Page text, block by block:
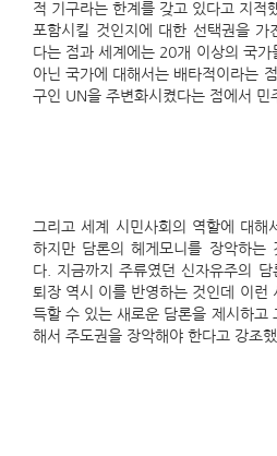
적 기구라는 한계를 갖고 있다고 지적
포함시킬 것인지에 대한 선택권을
다는 점과 세계에는 20개 이상의 국가
아닌 국가에 대해서는 배타적이라는
구인 UN을 주변화시켰다는 점에서 민
그리고 세계 시민사회의 역할에 대해
하지만 담론의 헤게모니를 장악하는
다. 지금까지 주류였던 신자유주의
퇴장 역시 이를 반영하는 것인데 이런
득할 수 있는 새로운 담론을 제시하고
해서 주도권을 장악해야 한다고 강조했